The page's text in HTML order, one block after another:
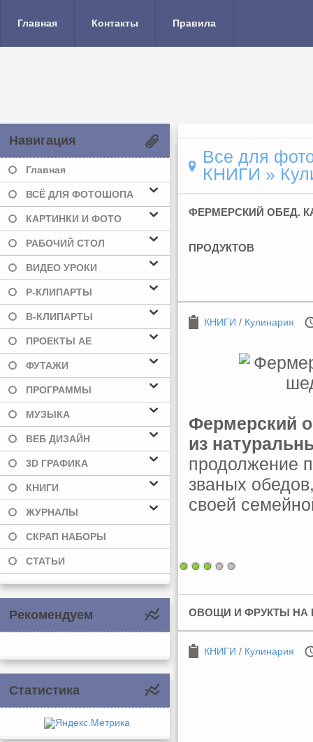
Главная Контакты Правила
Навигация
Главная
ВСЁ ДЛЯ ФОТОШОПА
КАРТИНКИ И ФОТО
РАБОЧИЙ СТОЛ
ВИДЕО УРОКИ
Р-КЛИПАРТЫ
В-КЛИПАРТЫ
ПРОЕКТЫ AE
ФУТАЖИ
ПРОГРАММЫ
МУЗЫКА
ВЕБ ДИЗАЙН
3D ГРАФИКА
КНИГИ
ЖУРНАЛЫ
СКРАП НАБОРЫ
СТАТЬИ
Рекомендуем
Статистика
Все для
КНИГИ »
ФЕРМЕРСКИЙ ОБЕД.
ПРОДУКТОВ
КНИГИ / Кулинария
Фермерский
из
продолжение
званых
своей
ОВОЩИ И ФРУКТЫ НА
КНИГИ / Кулинария